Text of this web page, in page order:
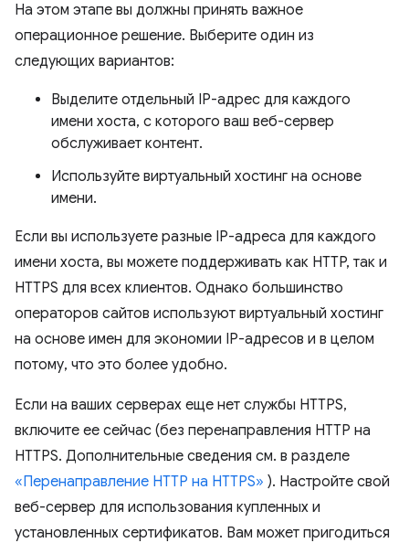
На этом этапе вы должны принять важное
операционное решение. Выберите один из
следующих вариантов:
Выделите отдельный IP-адрес для каждого
имени хоста, с которого ваш веб-сервер
обслуживает контент.
Используйте виртуальный хостинг на основе
имени.
Если вы используете разные IP-адреса для каждого
имени хоста, вы можете поддерживать как HTTP, так и
HTTPS для всех клиентов. Однако большинство
операторов сайтов используют виртуальный хостинг
на основе имен для экономии IP-адресов и в целом
потому, что это более удобно.
Если на ваших серверах еще нет службы HTTPS,
включите ее сейчас (без перенаправления HTTP на
HTTPS. Дополнительные сведения см. в разделе
«Перенаправление HTTP на HTTPS» ). Настройте свой
веб-сервер для использования купленных и
установленных сертификатов. Вам может пригодиться